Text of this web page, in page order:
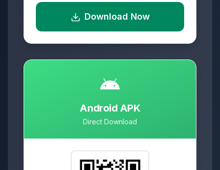
Download Now
Android APK
Direct Download